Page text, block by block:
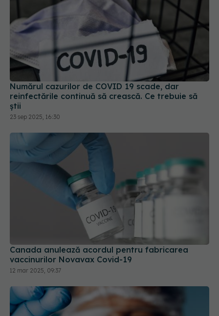
Numărul cazurilor de COVID 19 scade, dar
reinfectările continuă să crească. Ce trebuie să
știi
23 sep 2025, 16:30
Canada anulează acordul pentru fabricarea
vaccinurilor Novavax Covid-19
12 mar 2025, 09:37